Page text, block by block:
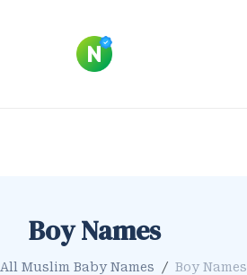
Boy Names
All Muslim Baby Names Boy Names